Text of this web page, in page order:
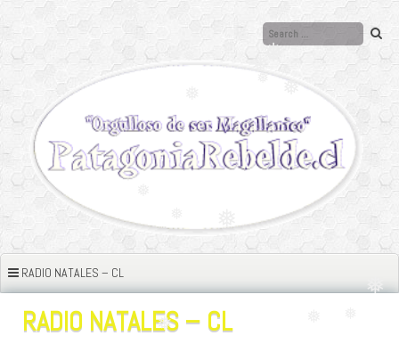
❅
❅
❅
❅ ❅
❅
❅
❅
❅
al
contenido
RADIO NATALES – CL
RADIO NATALES – CL